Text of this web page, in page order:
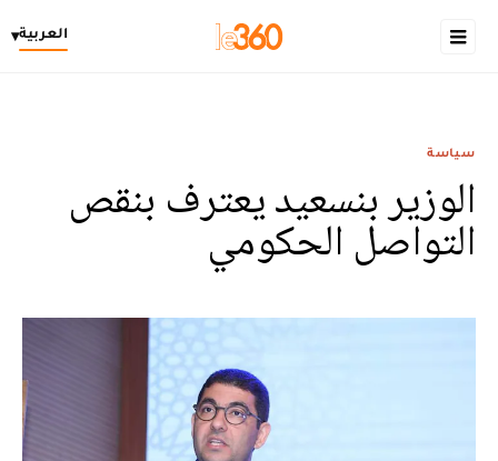
العربية▾
سياسة
الوزير بنسعيد يعترف بنقص
التواصل الحكومي